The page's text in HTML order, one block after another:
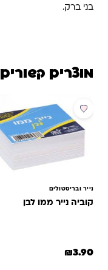
בני ברק.
מוצרים קשורים
נייר ובריסטולים
קוביה נייר ממו לבן
₪3.90